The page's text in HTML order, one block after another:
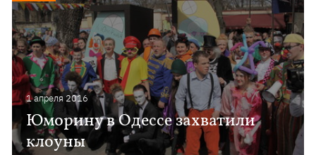
1 апреля 2016
Юморину в Одессе захватили
клоуны